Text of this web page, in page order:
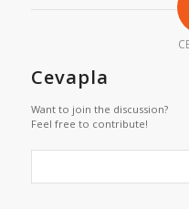
Cevapla
Want to join the discussion?
Feel free to contribute!